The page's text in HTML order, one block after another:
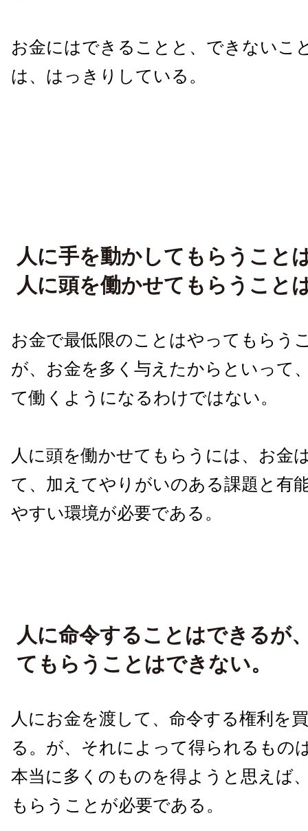
お金にはできることと、できないこ
は、はっきりしている。
人に手を動かしてもらうこと
人に頭を働かせてもらうこと
お金で最低限のことはやってもらう
が、お金を多く与えたからといって
て働くようになるわけではない。
人に頭を働かせてもらうには、お金
て、加えてやりがいのある課題と有
やすい環境が必要である。
人に命令することはできるが
てもらうことはできない。
人にお金を渡して、命令する権利を
る。が、それによって得られるもの
本当に多くのものを得ようと思えば
もらうことが必要である。